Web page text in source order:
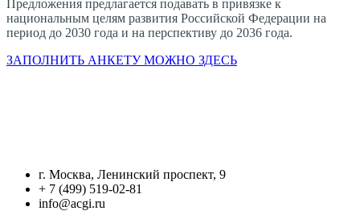
Предложения предлагается подавать в привязке к
национальным целям развития Российской Федерации на
период до 2030 года и на перспективу до 2036 года.
ЗАПОЛНИТЬ АНКЕТУ МОЖНО ЗДЕСЬ
г. Москва, Ленинский проспект, 9
+ 7 (499) 519-02-81
info@acgi.ru